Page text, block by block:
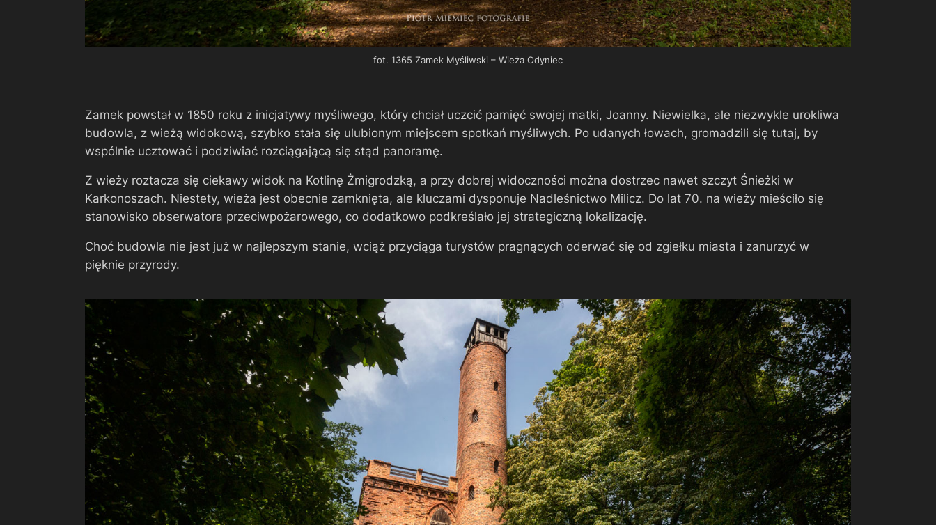
fot. 1365 Zamek Myśliwski – Wieża Odyniec
Zamek powstał w 1850 roku z inicjatywy myśliwego, który chciał uczcić pamięć swojej matki, Joanny. Niewielka, ale niezwykle urokliwa
budowla, z wieżą widokową, szybko stała się ulubionym miejscem spotkań myśliwych. Po udanych łowach, gromadzili się tutaj, by
wspólnie ucztować i podziwiać rozciągającą się stąd panoramę.
Z wieży roztacza się ciekawy widok na Kotlinę Żmigrodzką, a przy dobrej widoczności można dostrzec nawet szczyt Śnieżki w
Karkonoszach. Niestety, wieża jest obecnie zamknięta, ale kluczami dysponuje Nadleśnictwo Milicz. Do lat 70. na wieży mieściło się
stanowisko obserwatora przeciwpożarowego, co dodatkowo podkreślało jej strategiczną lokalizację.
Choć budowla nie jest już w najlepszym stanie, wciąż przyciąga turystów pragnących oderwać się od zgiełku miasta i zanurzyć w
pięknie przyrody.